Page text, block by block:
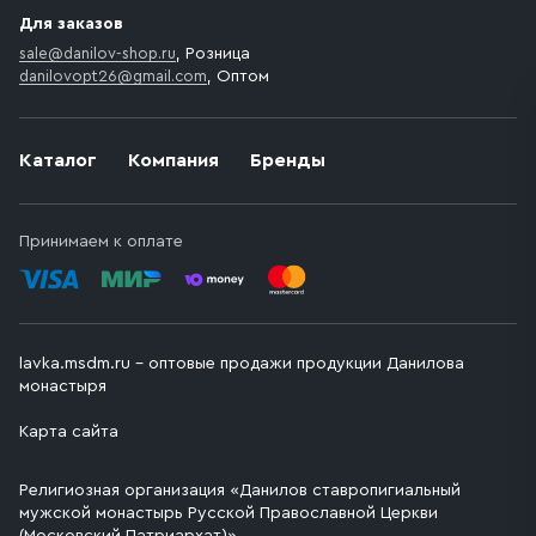
Каталог Компания Бренды
Принимаем к оплате
Для заказов
sale@danilov-shop.ru, Розница
danilovopt26@gmail.com, Оптом
lavka.msdm.ru – оптовые продажи продукции Данилова
монастыря
Карта сайта
Религиозная организация «Данилов ставропигиальный
мужской монастырь Русской Православной Церкви